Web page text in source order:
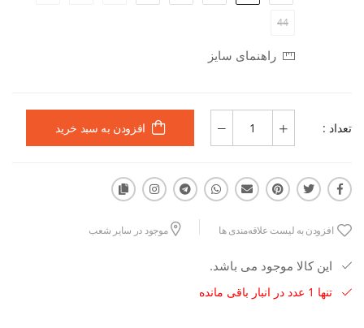
44
راهنمای سایز
تعداد : افزودن به سبد خرید
افزودن به لیست علاقه‌مندی ها موجود در سایر شعب
این کالا موجود می باشد.
تنها 1 عدد در انبار باقی مانده